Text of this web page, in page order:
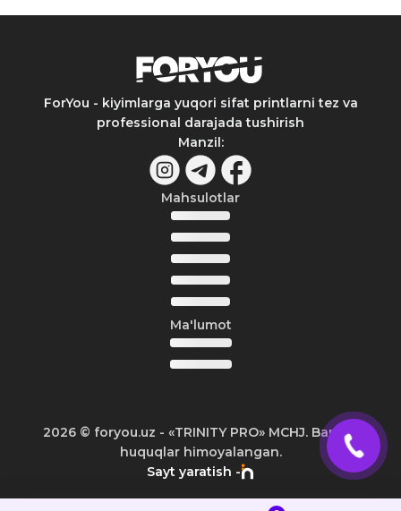
ForYou - kiyimlarga yuqori sifat printlarni tez va
professional darajada tushirish
Manzil:
Mahsulotlar
Ma'lumot
2026© foryou.uz - «TRINITY PRO» MCHJ. Barcha
huquqlar himoyalangan.
Sayt yaratish -